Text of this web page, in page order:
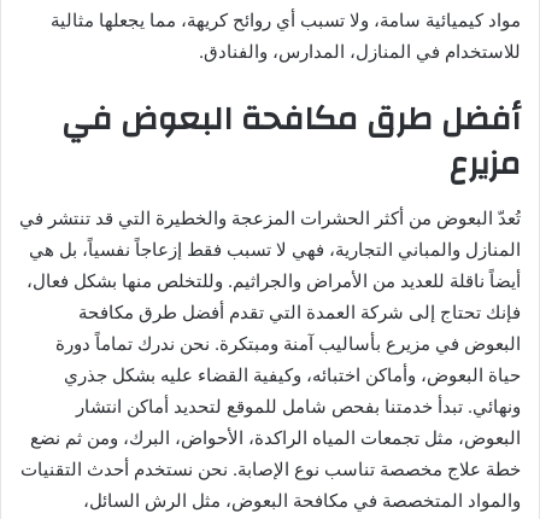
مواد كيميائية سامة، ولا تسبب أي روائح كريهة، مما يجعلها مثالية
للاستخدام في المنازل، المدارس، والفنادق.
أفضل طرق مكافحة البعوض في
مزيرع
تُعدّ البعوض من أكثر الحشرات المزعجة والخطيرة التي قد تنتشر في
المنازل والمباني التجارية، فهي لا تسبب فقط إزعاجاً نفسياً، بل هي
أيضاً ناقلة للعديد من الأمراض والجراثيم. وللتخلص منها بشكل فعال،
فإنك تحتاج إلى شركة العمدة التي تقدم أفضل طرق مكافحة
البعوض في مزيرع بأساليب آمنة ومبتكرة. نحن ندرك تماماً دورة
حياة البعوض، وأماكن اختبائه، وكيفية القضاء عليه بشكل جذري
ونهائي. تبدأ خدمتنا بفحص شامل للموقع لتحديد أماكن انتشار
البعوض، مثل تجمعات المياه الراكدة، الأحواض، البرك، ومن ثم نضع
خطة علاج مخصصة تناسب نوع الإصابة. نحن نستخدم أحدث التقنيات
والمواد المتخصصة في مكافحة البعوض، مثل الرش السائل،